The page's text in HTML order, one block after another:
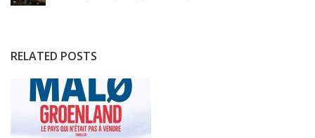
RELATED POSTS